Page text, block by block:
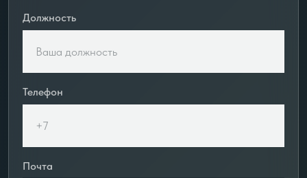
Должность
Телефон
Почта